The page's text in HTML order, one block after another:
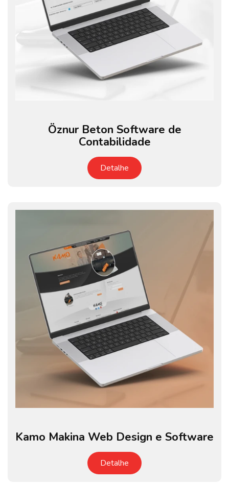
Öznur Beton Software de
Contabilidade
Detalhe
Kamo Makina Web Design e Software
Detalhe